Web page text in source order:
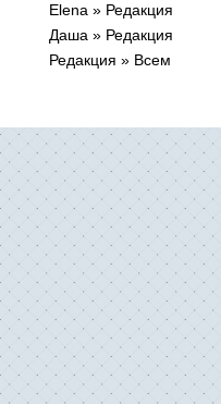
Elena » Редакция
Даша » Редакция
Редакция » Всем